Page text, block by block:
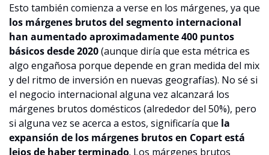
los márgenes brutos del segmento internacional
han aumentado aproximadamente 400 puntos
básicos desde 2020 (aunque diría que esta métrica es
algo engañosa porque depende en gran medida del mix
y del ritmo de inversión en nuevas geografías). No sé si
el negocio internacional alguna vez alcanzará los
márgenes brutos domésticos (alrededor del 50%), pero
si alguna vez se acerca a estos, significaría que la
expansión de los márgenes brutos en Copart está
lejos de haber terminado. Los márgenes brutos